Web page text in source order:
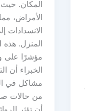
المكان.
الأمراض،
الانسدادات
المنزل.
مؤشرًا على
الخبراء أن
مشاكل في
من حالات
أن تؤثر